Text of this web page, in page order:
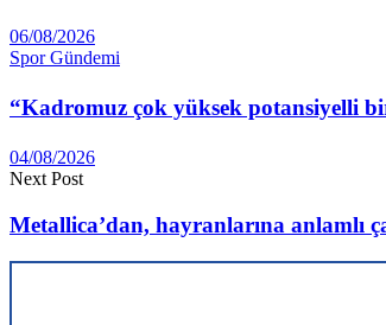
06/08/2026
Spor Gündemi
“Kadromuz çok yüksek potansiyelli
04/08/2026
Next Post
Metallica’dan, hayranlarına anlamlı